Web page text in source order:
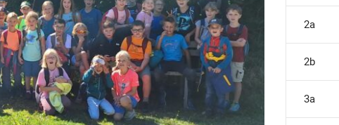
2a
2b
3a